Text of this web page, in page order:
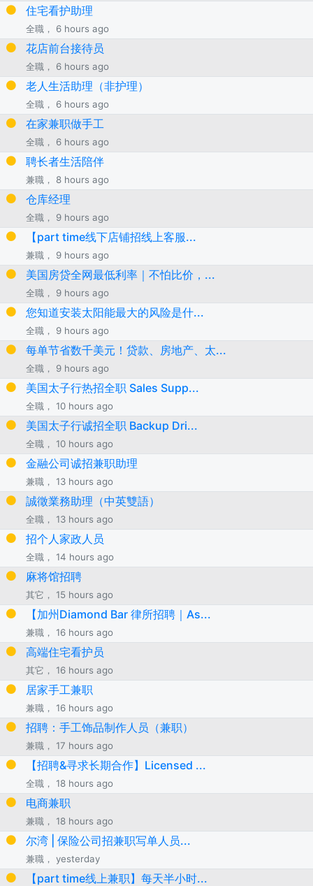
住宅看护助理
全職， 6 hours ago
花店前台接待员
全職， 6 hours ago
老人生活助理（非护理）
全職， 6 hours ago
在家兼职做手工
全職， 6 hours ago
聘长者生活陪伴
兼職， 8 hours ago
仓库经理
全職， 9 hours ago
【part time线下店铺招线上客服...
兼職， 9 hours ago
美国房贷全网最低利率｜不怕比价，...
全職， 9 hours ago
您知道安装太阳能最大的风险是什...
全職， 9 hours ago
每单节省数千美元！贷款、房地产、太...
全職， 9 hours ago
美国太子行热招全职 Sales Supp...
全職， 10 hours ago
美国太子行诚招全职 Backup Dri...
全職， 10 hours ago
金融公司诚招兼职助理
兼職， 13 hours ago
誠徵業務助理（中英雙語）
全職， 13 hours ago
招个人家政人员
全職， 14 hours ago
麻将馆招聘
其它， 15 hours ago
【加州Diamond Bar 律所招聘｜As...
兼職， 16 hours ago
高端住宅看护员
其它， 16 hours ago
居家手工兼职
兼職， 16 hours ago
招聘：手工饰品制作人员（兼职）
兼職， 17 hours ago
【招聘&寻求长期合作】Licensed ...
全職， 18 hours ago
电商兼职
兼職， 18 hours ago
尔湾 | 保险公司招兼职写单人员...
兼職， yesterday
【part time线上兼职】每天半小时...